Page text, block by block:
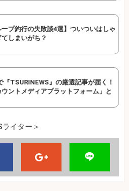
ープ釣行の失敗談4選】ついついはしゃ
てしまいがち？
『TSURINEWS』の厳選記事が届く！
ウントメディアプラットフォーム」と
ライター＞